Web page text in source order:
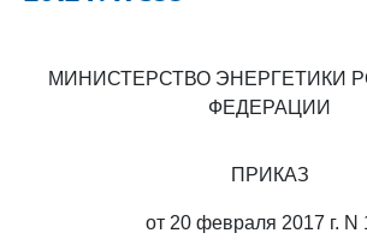
МИНИСТЕРСТВО ЭНЕРГЕТИКИ
ФЕДЕРАЦИИ
ПРИКАЗ
от 20 февраля 2017 г. N